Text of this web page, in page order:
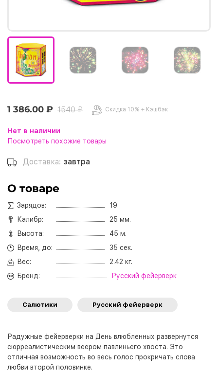
1 386.00 ₽ 1540 ₽ Скидка 10% + Кэшбэк
Нет в наличии
Посмотреть похожие товары
Доставка: завтра
О товаре
Зарядов:
19
Калибр:
25 мм.
Высота:
45 м.
Время, до:
35 сек.
Вес:
2.42 кг.
Бренд:
Русский фейерверк
Салютики Русский фейерверк
Радужные фейерверки на День влюбленных развернутся
сюрреалистическим веером павлиньего хвоста. Это
отличная возможность во весь голос прокричать слова
любви второй половинке.